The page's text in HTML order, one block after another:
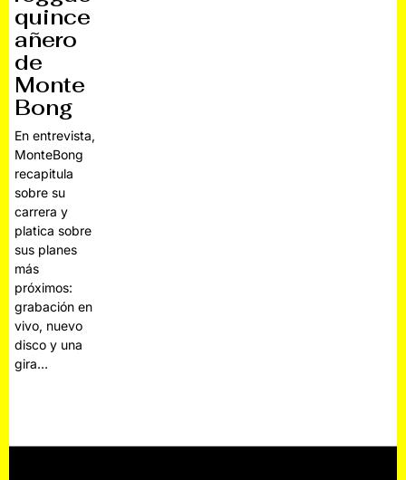
quince
añero
de
Monte
Bong
En entrevista,
MonteBong
recapitula
sobre su
carrera y
platica sobre
sus planes
más
próximos:
grabación en
vivo, nuevo
disco y una
gira…